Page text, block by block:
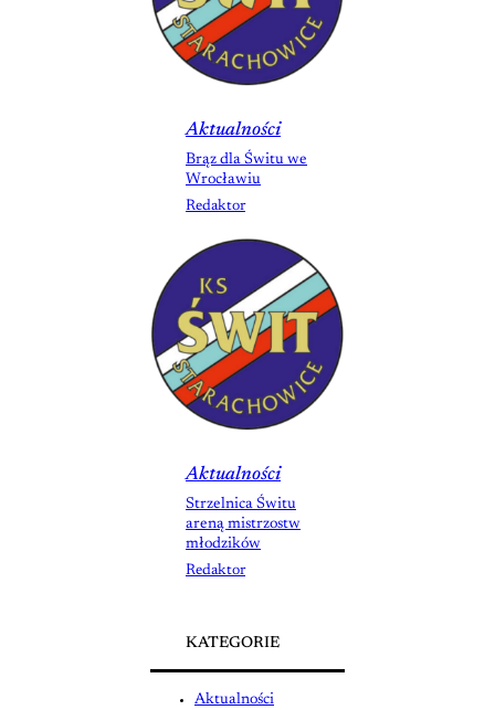
Aktualności
Brąz dla Świtu we
Wrocławiu
Redaktor
Aktualności
Strzelnica Świtu
areną mistrzostw
młodzików
Redaktor
KATEGORIE
Aktualności